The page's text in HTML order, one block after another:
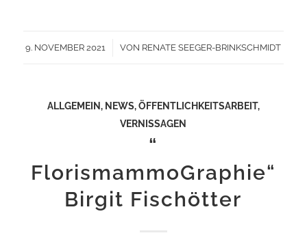
9. NOVEMBER 2021
/ VON RENATE SEEGER-BRINKSCHMIDT
ALLGEMEIN, NEWS,ÖFFENTLICHKEITSARBEIT,
VERNISSAGEN
“
FlorismammoGraphie“
Birgit Fischötter